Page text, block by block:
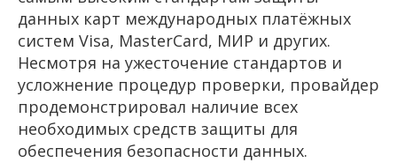
данных карт международных платёжных
систем Visa, MasterCard, МИР и других.
Несмотря на ужесточение стандартов и
усложнение процедур проверки, провайдер
продемонстрировал наличие всех
необходимых средств защиты для
обеспечения безопасности данных.